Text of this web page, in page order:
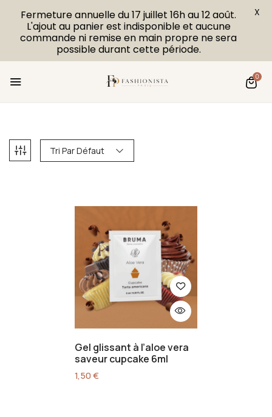
0
Tri Par Défaut
Gel glissant à l’aloe vera
saveur cupcake 6ml
1,50€
Fermeture annuelle du 17 juillet 16h au 12 août.
L'ajout au panier est indisponible et aucune
commande ni remise en main propre ne sera
possible durant cette période.
X